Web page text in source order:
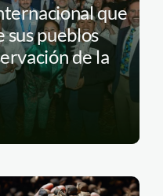
que
sus pueblos
de la